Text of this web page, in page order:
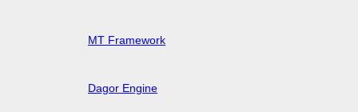
MT Framework
Dagor Engine